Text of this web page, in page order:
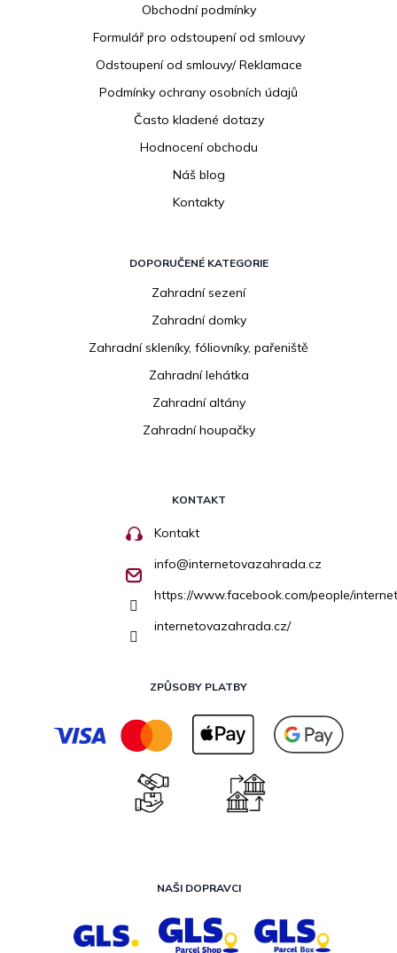
Obchodní podmínky
Formulář pro odstoupení od smlouvy
Odstoupení od smlouvy/ Reklamace
Podmínky ochrany osobních údajů
Často kladené dotazy
Hodnocení obchodu
Náš blog
Kontakty
DOPORUČENÉ KATEGORIE
Zahradní sezení
Zahradní domky
Zahradní skleníky, fóliovníky, pařeniště
Zahradní lehátka
Zahradní altány
Zahradní houpačky
KONTAKT
Kontakt
info@internetovazahrada.cz
https://www.facebook.com/people/
internetovazahrada.cz/
ZPŮSOBY PLATBY
NAŠI DOPRAVCI